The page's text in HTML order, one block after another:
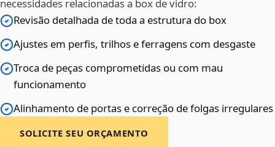
necessidades relacionadas a box de vidro:
Revisão detalhada de toda a estrutura do box
Ajustes em perfis, trilhos e ferragens com desgaste
Troca de peças comprometidas ou com mau
funcionamento
Alinhamento de portas e correção de folgas irregulares
SOLICITE SEU ORÇAMENTO